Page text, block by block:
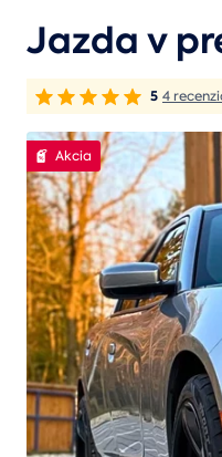
Jazda v
5 4
Akcia